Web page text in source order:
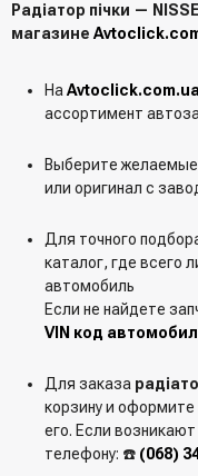
Радіатор пічки —
магазине
На Avtoclick.com.ua
ассортимент
Выберите
или оригинал с
Для точного
каталог, где всего
автомобиль
Если не найдете
VIN код
Для заказа
корзину и
его. Если
телефону: ☎️ (068)